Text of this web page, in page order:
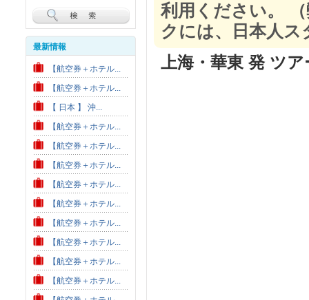
最新情報
【航空券＋ホテル...
【航空券＋ホテル...
【 日本 】 沖...
【航空券＋ホテル...
【航空券＋ホテル...
【航空券＋ホテル...
【航空券＋ホテル...
【航空券＋ホテル...
【航空券＋ホテル...
【航空券＋ホテル...
【航空券＋ホテル...
【航空券＋ホテル...
利用ください。
クには、日本人
上海・華東 発 ツア